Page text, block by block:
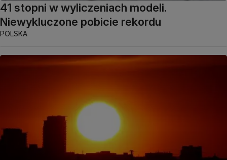
41 stopni w wyliczeniach modeli.
Niewykluczone pobicie rekordu
POLSKA